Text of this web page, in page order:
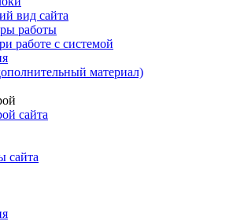
вид сайта
работы
работе с системой
материал)
сайта
сайта